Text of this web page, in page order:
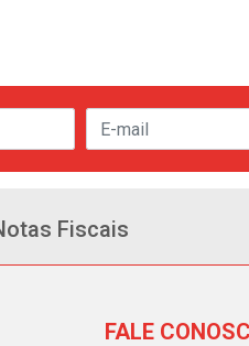
Fiscais
FALE